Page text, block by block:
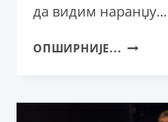
да видим наранџу…
ОПШИРНИЈЕ... А
НИШТА